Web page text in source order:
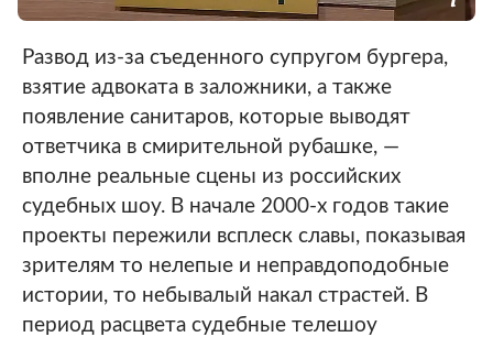
Развод из-за съеденного супругом бургера,
взятие адвоката в заложники, а также
появление санитаров, которые выводят
ответчика в смирительной рубашке, —
вполне реальные сцены из российских
судебных шоу. В начале 2000-х годов такие
проекты пережили всплеск славы, показывая
зрителям то нелепые и неправдоподобные
истории, то небывалый накал страстей. В
период расцвета судебные телешоу